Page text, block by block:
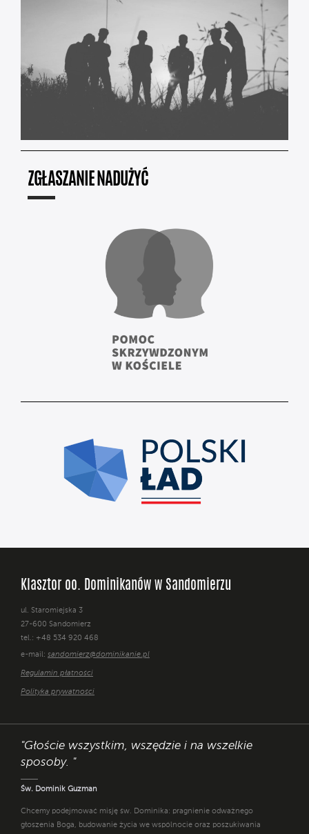
ZGŁASZANIE NADUŻYĆ
Klasztor oo. Dominikanów w Sandomierzu
ul. Staromiejska 3
27-600 Sandomierz
tel.: +48 534 920 468
e-mail: sandomierz@dominikanie.pl
Regulamin płatności
Polityka prywatności
"Głoście wszystkim, wszędzie i na wszelkie
sposoby. "
Św. Dominik Guzman
Chcemy podejmować misję św. Dominika: pragnienie odważnego
głoszenia Boga, budowanie życia we wspólnocie oraz poszukiwania